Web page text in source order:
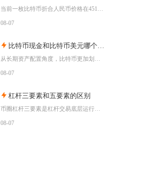
当前一枚比特币折合人民币价格在451300元左右，不同交易渠道之间会存在几千元的正常价差，
08-07
比特币现金和比特币美元哪个划算
从长期资产配置角度，比特币更加划算；偏向短线波段交易、高频链上转账场景，比特币现金存在博弈
08-07
杠杆三要素和五要素的区别
币圈杠杆三要素是杠杆交易底层运行基础框架，仅覆盖保证金、杠杆倍数、强制平仓三大核心机制，侧
08-07